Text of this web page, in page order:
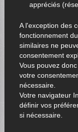
appréciés
A l'exception des
fonctionnement
similaires ne
consentement
Vous pouvez
votre
nécessaire.
Votre navigateur
définir vos
si nécessaire.